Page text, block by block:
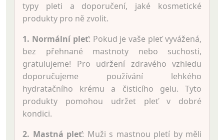
typy pleti a doporučení, jaké kosmetické
produkty pro ně zvolit.
1. Normální pleť: Pokud je vaše pleť vyvážená,
bez přehnané mastnoty nebo suchosti,
gratulujeme! Pro udržení zdravého vzhledu
doporučujeme používání lehkého
hydratačního krému a čisticího gelu. Tyto
produkty pomohou udržet pleť v dobré
kondici.
2. Mastná pleť: Muži s mastnou pletí by měli